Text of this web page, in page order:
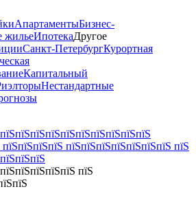
АпартаментыБизнес-
жильеИпотекаДругое
Санкт-ПетербургКурортная
Капитальный
Нестандартные
пїЅпїЅпїЅпїЅпїЅпїЅпїЅ пїЅ
пїЅ